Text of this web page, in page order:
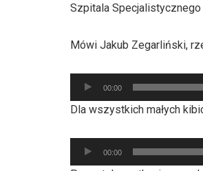
Szpitala Specjalistycznego
Mówi Jakub Zegarliński,
Odtwarzacz
plików
dźwiękowych
00:00
Dla wszystkich małych
Odtwarzacz
plików
00:00